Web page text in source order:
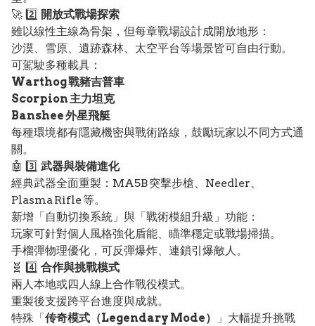
🚀 2️⃣ 開放式戰場探索
雖以線性主線為骨架，但每章戰場設計成開放地形：
沙漠、雪原、遺跡森林、太空平台等場景皆可自由行動。
可駕駛多種載具：
Warthog 戰豬吉普車
Scorpion 主力坦克
Banshee 外星飛艇
每種環境都有隱藏機密與戰術路線，鼓勵玩家以不同方式通
關。
🤖 3️⃣ 武器與裝備進化
經典武器全面重製：MA5B 突擊步槍、Needler、
Plasma Rifle 等。
新增「自動切換系統」與「戰術模組升級」功能：
玩家可針對個人風格強化盾能、瞄準穩定或戰場掃描。
手榴彈物理優化，可反彈爆炸、連鎖引爆敵人。
🧬 4️⃣ 合作與挑戰模式
兩人本地或四人線上合作戰役模式。
重製後支援跨平台進度與成就。
特殊「 传奇模式（Legendary Mode）
」大幅提升挑戰